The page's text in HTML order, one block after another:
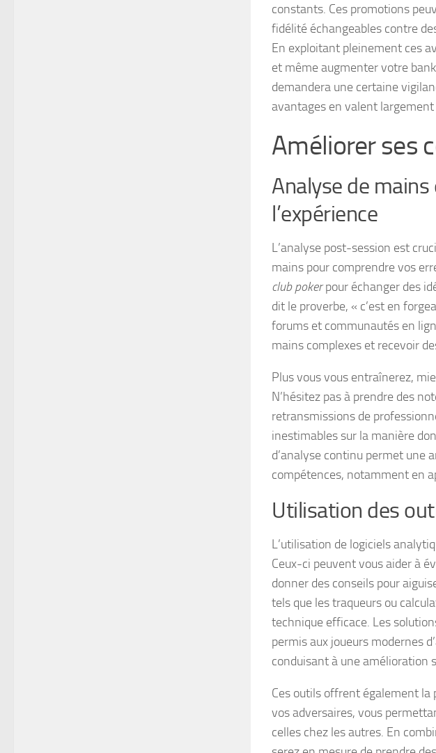
constants. Ces promotions
fidélité échangeables contre
En exploitant pleinement ces
et même augmenter votre
demandera une certaine
avantages en valent largement
Améliorer ses
Analyse de
l’expérience
L’analyse post-session est
mains pour comprendre vos
club pokerpour échanger des
dit le proverbe, « c’est en
forums et communautés en
mains complexes et recevoir
Plus vous vous entraînerez,
N’hésitez pas à prendre des
retransmissions de
inestimables sur la manière
d’analyse continu permet une
compétences, notamment en
Utilisation des
L’utilisation de logiciels
Ceux-ci peuvent vous aider à
donner des conseils pour
tels que les traqueurs ou
technique efficace. Les
permis aux joueurs modernes
conduisant à une amélioration
Ces outils offrent également la
vos adversaires, vous
celles chez les autres. En